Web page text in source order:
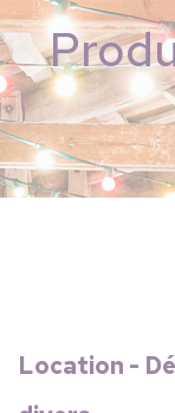
Location -